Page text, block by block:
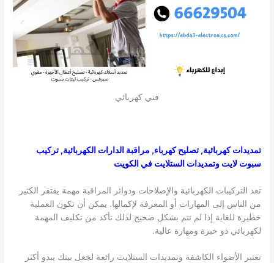
فني كهربائي
تمديدات كهربائية, تصليح كهرباء, مراقبة الدارات الكهربائية, تركيب
سبوت لايت وتمديدات الستلايت في الكويت
تعد التركيبات الكهربائية والإصلاحات ودوائر المراقبة مهمة يفتقر الكثير
من الناس إلى المهارات أو المعرفة لإكمالها. يمكن أن تكون العملية
خطيرة للغاية إذا لم تتم بشكل صحيح لذلك تأكد من تكليف المهمة
لكهربائي ذو خبرة ومهارة عالية.
تعتبر الأضواء الكاشفة وتمديدات الستلايت رائعة لجعل بيتك يبدو أكثر